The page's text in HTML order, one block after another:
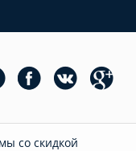
со скидкой